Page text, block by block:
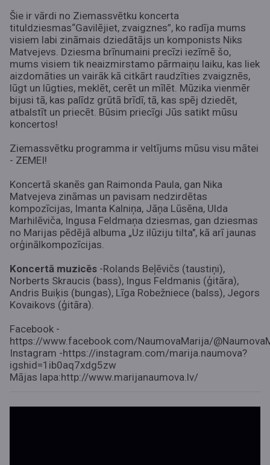
Šie ir vārdi no Ziemassvētku koncerta
tituldziesmas“Gavilējiet, zvaigznes”, ko radīja mums
visiem labi zināmais dziedātājs un komponists Niks
Matvejevs. Dziesma brīnumaini precīzi iezīmē šo,
mums visiem tik neaizmirstamo pārmaiņu laiku, kas liek
aizdomāties un vairāk kā citkārt raudzīties zvaigznēs,
lūgt un lūgties, meklēt, cerēt un mīlēt. Mūzika vienmēr
bijusi tā, kas palīdz grūtā brīdī, tā, kas spēj dziedēt,
atbalstīt un priecēt. Būsim priecīgi Jūs satikt mūsu
koncertos!
Ziemassvētku programma ir veltījums mūsu visu mātei
- ZEMEI!
Koncertā skanēs gan Raimonda Paula, gan Nika
Matvejeva zināmas un pavisam nedzirdētas
kompozīcijas, Imanta Kalniņa, Jāņa Lūsēna, Ulda
Marhilēviča, Ingusa Feldmaņa dziesmas, gan dziesmas
no Marijas pēdējā albuma „Uz ilūziju tilta", kā arī jaunas
orģinālkompozīcijas.
Koncertā muzicēs -Rolands Beļēvičs (taustiņi),
Norberts Skraucis (bass), Ingus Feldmanis (ģitāra),
Andris Buiķis (bungas), Līga Robežniece (balss), Jegors
Kovaikovs (ģitāra).
Facebook -
https://www.facebook.com/NaumovaMarija/
Instagram -https://instagram.com/marija.naumova?
igshid=1ib0aq7xdg5zw
Mājas lapa:http://www.marijanaumova.lv/